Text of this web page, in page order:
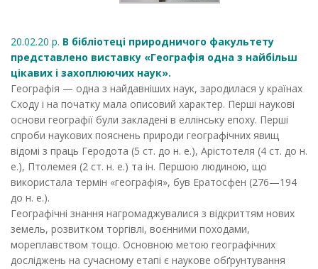
20.02.20 р. В бібліотеці природничого факультету
представлено виставку «Географія одна з найбільш
цікавих і захоплюючих наук».
Географія — одна з найдавніших наук, зародилася у країнах
Сходу і на початку мала описовий характер. Перші наукові
основи географії були закладені в еллінську епоху. Перші
спроби наукових пояснень природи географічних явищ
відомі з праць Геродота (5 ст. до н. е.), Арістотеля (4 ст. до н.
е.), Птолемея (2 ст. н. е.) та ін. Першою людиною, що
використала термін «географія», був Ератосфен (276—194
до н. е.).
Географічні знання нагромаджувалися з відкриттям нових
земель, розвитком торгівлі, воєнними походами,
мореплавством тощо. Основною метою географічних
досліджень на сучасному етапі є наукове обґрунтування